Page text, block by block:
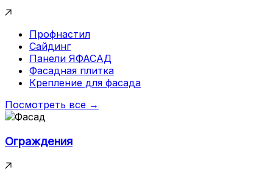
Профнастил
Сайдинг
Панели ЯФАСАД
Фасадная плитка
Крепление для фасада
Посмотреть все →
Ограждения